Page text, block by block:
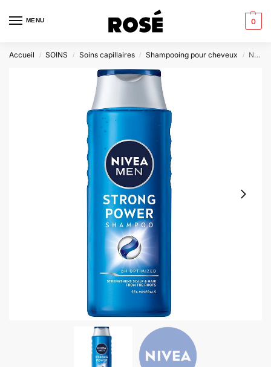
MENU 0
Accueil / SOINS / Soins capillaires / Shampooing pour cheveux / NIVEA MEN – Shampooing Strong Power Minéraux Marins